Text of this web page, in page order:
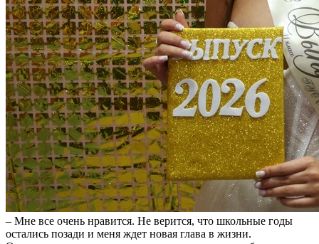
– Мне все очень нравится. Не верится, что школьные годы
остались позади и меня ждет новая глава в жизни.